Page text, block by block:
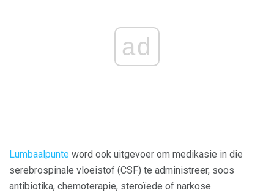
ad
Lumbaalpunte word ook uitgevoer om medikasie in die
serebrospinale vloeistof (CSF) te administreer, soos
antibiotika, chemoterapie, steroïede of narkose.